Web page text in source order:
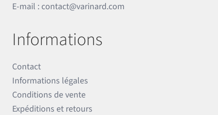
E-mail : contact@varinard.com
Informations
Contact
Informations légales
Conditions de vente
Expéditions et retours